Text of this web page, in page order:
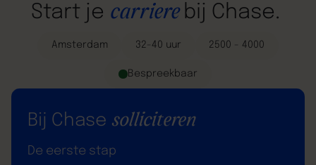
Start je carriere bij Chase.
Amsterdam 32-40 uur 2500 - 4000
Bespreekbaar
Bij Chase solliciteren
De eerste stap